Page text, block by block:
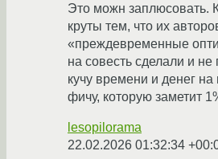
Это можн заплюсовать.
круты тем, что их
«преждевременные
на совесть сделали и не
кучу времени и денег
фичу, которую заметит
lesopilorama
22.02.2026 01:32:34